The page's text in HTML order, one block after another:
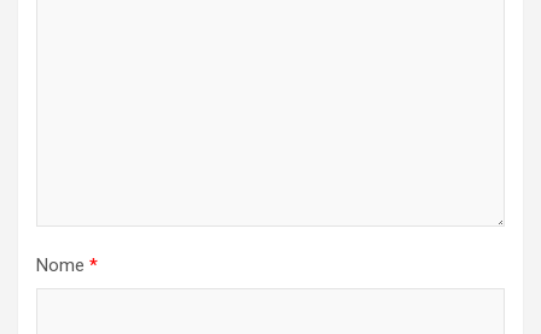
Nome *